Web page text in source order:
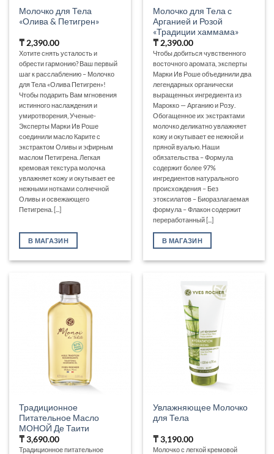
Молочко для Тела
«Олива & Петигрен»
₸ 2,390.00
Хотите снять усталость и
обрести гармонию? Ваш первый
шаг к расслаблению – Молочко
для Тела «Олива Петигрен»!
Чтобы подарить Вам мгновения
истинного наслаждения и
умиротворения, Ученые-
Эксперты Марки Ив Роше
соединили масло Карите с
экстрактом Оливы и эфирным
маслом Петигрена. Легкая
кремовая текстура молочка
увлажняет кожу и окутывает ее
нежными нотками солнечной
Оливы и освежающего
Петигрена. [...]
В МАГАЗИН
Молочко для Тела с
Арганией и Розой
«Традиции хаммама»
₸ 2,390.00
Чтобы добиться чувственного
восточного аромата, эксперты
Марки Ив Роше объединили два
легендарных органически
выращенных ингредиента из
Марокко — Арганию и Розу.
Обогащенное их экстрактами
молочко деликатно увлажняет
кожу и окутывает ее нежной и
пряной вуалью. Наши
обязательства – Формула
содержит более 97%
ингредиентов натурального
происхождения – Без
этоксилатов – Биоразлагаемая
формула – Флакон содержит
переработанный [...]
В МАГАЗИН
Традиционное
Питательное Масло
МОНОЙ Де Таити
₸3,690.00
Традиционное питательное
Увлажняющее Молочко
для Тела
₸3,190.00
Молочко с легкой кремовой